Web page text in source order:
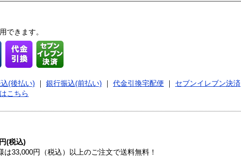
できます。
(後払い) 銀行振込(前払い) 代金引換宅配便
セブンイレブン決済
こちら
(税込)
33,000円（税込）以上のご注文で送料無料！